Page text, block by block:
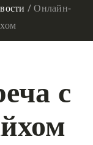
/Онлайн-
с